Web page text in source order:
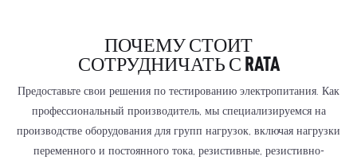
ПОЧЕМУ СТОИТ
СОТРУДНИЧАТЬ С RATA
Предоставьте свои решения по тестированию электропитания. Как
профессиональный производитель, мы специализируемся на
производстве оборудования для групп нагрузок, включая нагрузки
переменного и постоянного тока, резистивные, резистивно-